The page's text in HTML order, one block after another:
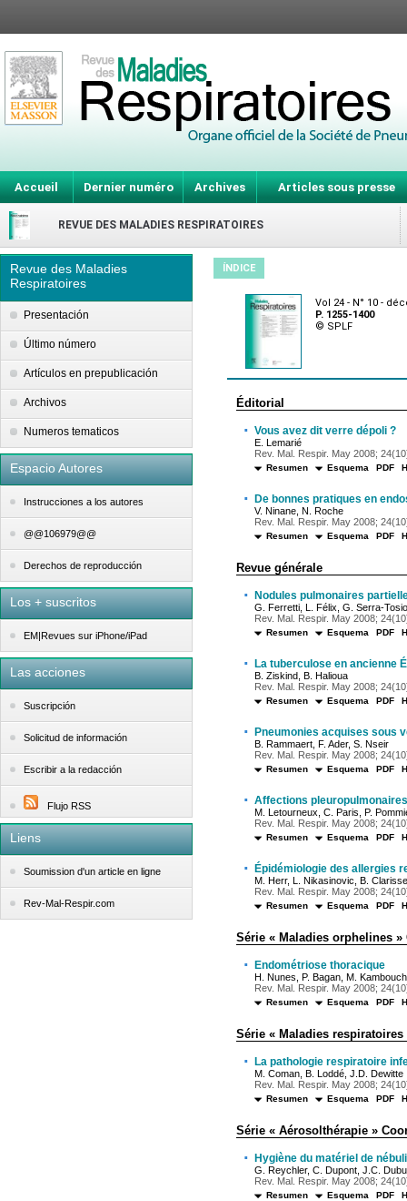
Accueil Dernier numéro Archives Articles sous presse
REVUE DES MALADIES RESPIRATOIRES
Revue des Maladies
Respiratoires
Presentación
Último número
Artículos en prepublicación
Archivos
Numeros tematicos
Espacio Autores
Instrucciones a los autores
@@106979@@
Derechos de reproducción
Los + suscritos
EM|Revues sur iPhone/iPad
Las acciones
Suscripción
Solicitud de información
Escribir a la redacción
Flujo RSS
Liens
Soumission d'un article en ligne
Rev-Mal-Respir.com
ÍNDICE
Vol 24 - N° 10 -
P. 1255-1400
© SPLF
Éditorial
· Vous avez dit verre dépoli ?
E. Lemarié
Rev. Mal. Respir. May 2008;
Resumen Esquema PDF
· De bonnes pratiques en
V. Ninane, N. Roche
Rev. Mal. Respir. May 2008;
Resumen Esquema PDF
Revue générale
· Nodules pulmonaires
G. Ferretti, L. Félix, G. Serra-
Rev. Mal. Respir. May 2008;
Resumen Esquema PDF
· La tuberculose en ancienne
B. Ziskind, B. Halioua
Rev. Mal. Respir. May 2008;
Resumen Esquema PDF
· Pneumonies acquises sous
B. Rammaert, F. Ader, S. Nseir
Rev. Mal. Respir. May 2008;
Resumen Esquema PDF
· Affections
M. Letourneux, C. Paris, P.
Rev. Mal. Respir. May 2008;
Resumen Esquema PDF
· Épidémiologie des allergies
M. Herr, L. Nikasinovic, B.
Rev. Mal. Respir. May 2008;
Resumen Esquema PDF
Série « Maladies orphelines
· Endométriose thoracique
H. Nunes, P. Bagan, M.
Rev. Mal. Respir. May 2008;
Resumen Esquema PDF
Série « Maladies
· La pathologie respiratoire
M. Coman, B. Loddé, J.D. Dewitte
Rev. Mal. Respir. May 2008;
Resumen Esquema PDF
Série « Aérosolthérapie »
· Hygiène du matériel de
G. Reychler, C. Dupont, J.C.
Rev. Mal. Respir. May 2008;
Resumen Esquema PDF